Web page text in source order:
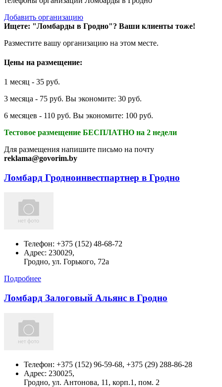
Добавить организацию
Ищете: "Ломбарды в Гродно"? Ваши клиенты тоже!
Разместите вашу организацию на этом месте.
Цены на размещение:
1 месяц - 35 руб.
3 месяца - 75 руб. Вы экономите: 30 руб.
6 месяцев - 110 руб. Вы экономите: 100 руб.
Тестовое размещение БЕСПЛАТНО на 2 недели
Для размещения напишите письмо на почту
reklama@govorim.by
Ломбард Гродноинвестпартнер в Гродно
Телефон: +375 (152) 48-68-72
Адрес: 230029,
Гродно, ул. Горького, 72а
Подробнее
Ломбард Залоговый Альянс в Гродно
Телефон: +375 (152) 96-59-68, +375 (29) 288-86-28
Адрес: 230025,
Гродно, ул. Антонова, 11, корп.1, пом. 2